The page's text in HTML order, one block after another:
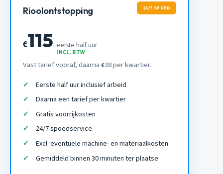
Rioolontstopping 24/7 SPOED
€115 eerste half uur
INCL. BTW
Vast tarief vooraf, daarna €38 per kwartier.
Eerste half uur inclusief arbeid
Daarna een tarief per kwartier
Gratis voorrijkosten
24/7 spoedservice
Excl. eventuele machine- en materiaalkosten
Gemiddeld binnen 30 minuten ter plaatse